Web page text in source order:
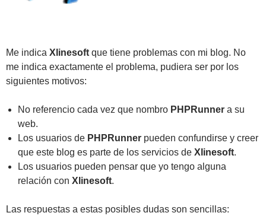
Me indica Xlinesoft que tiene problemas con mi blog. No
me indica exactamente el problema, pudiera ser por los
siguientes motivos:
No referencio cada vez que nombro PHPRunner a su
web.
Los usuarios de PHPRunner pueden confundirse y creer
que este blog es parte de los servicios de Xlinesoft.
Los usuarios pueden pensar que yo tengo alguna
relación con Xlinesoft.
Las respuestas a estas posibles dudas son sencillas: